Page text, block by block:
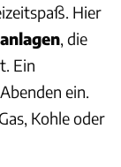
Hier
, die
Ein
ein.
Kohle oder